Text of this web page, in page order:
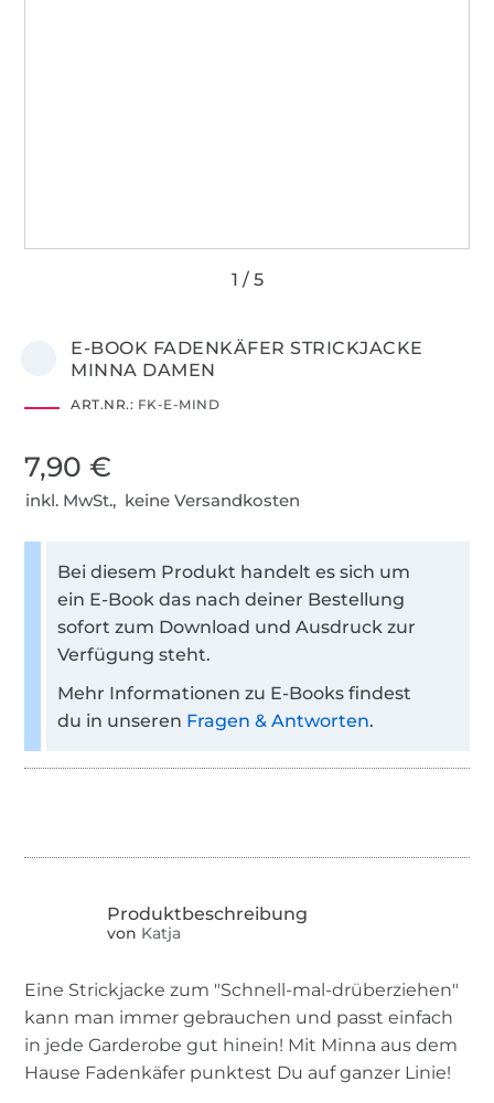
E-BOOK FADENKÄFER STRICKJACKE
MINNA DAMEN
ART.NR.: FK-E-MIND
7,90 €
inkl. MwSt., keine Versandkosten
Bei diesem Produkt handelt es sich um
ein E-Book das nach deiner Bestellung
sofort zum Download und Ausdruck zur
Verfügung steht.
Mehr Informationen zu E-Books findest
du in unseren Fragen & Antworten.
von Katja
Eine Strickjacke zum "Schnell-mal-drüberziehen"
kann man immer gebrauchen und passt einfach
in jede Garderobe gut hinein! Mit Minna aus dem
Hause Fadenkäfer punktest Du auf ganzer Linie!